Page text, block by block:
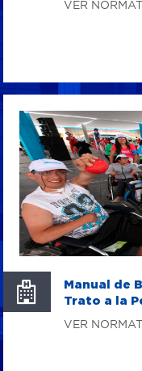
VER
Manual de
Trato a la
VER